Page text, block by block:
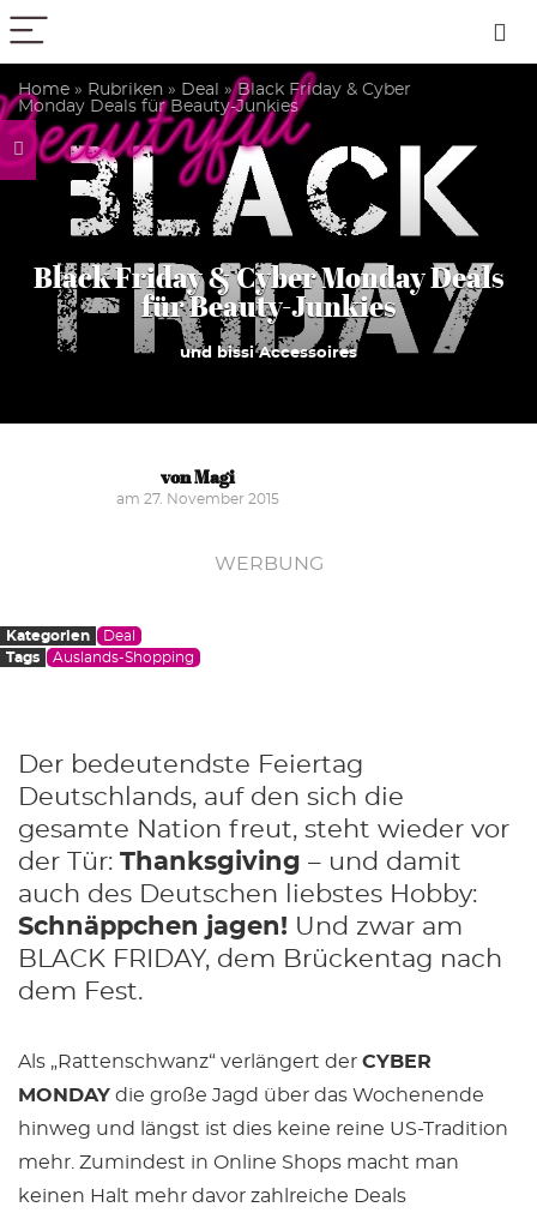
Home » Rubriken » Deal »Black Friday & Cyber
Monday Deals für Beauty-Junkies
Black Friday & Cyber Monday Deals
für Beauty-Junkies
und bissi Accessoires
von Magi
am 27. November 2015
WERBUNG
Kategorien
Deal
Tags
Auslands-Shopping
Der bedeutendste Feiertag
Deutschlands, auf den sich die
gesamte Nation freut, steht wieder vor
der Tür: Thanksgiving – und damit
auch des Deutschen liebstes Hobby:
Schnäppchen jagen! Und zwar am
BLACK FRIDAY, dem Brückentag nach
dem Fest.
Als „Rattenschwanz“ verlängert der CYBER
MONDAY die große Jagd über das Wochenende
hinweg und längst ist dies keine reine US-Tradition
mehr. Zumindest in Online Shops macht man
keinen Halt mehr davor zahlreiche Deals